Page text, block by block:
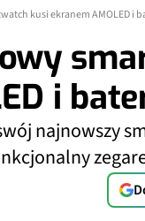
kusi ekranem AMOLED i
i
najnowszy